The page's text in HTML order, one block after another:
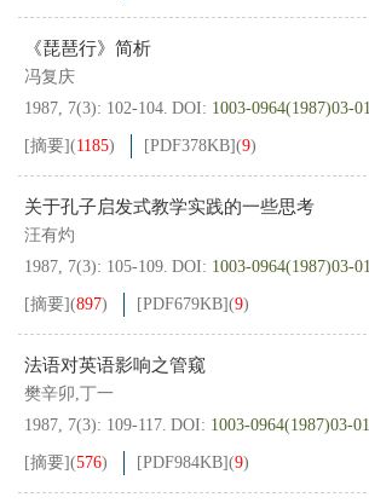
《琵琶行》简析
冯复庆
1987, 7(3): 102-104. DOI: 1003-0964(1987)03-
[摘要](1185) [PDF378KB](9)
关于孔子启发式教学实践的一些思考
汪有灼
1987, 7(3): 105-109. DOI: 1003-0964(1987)03-
[摘要](897) [PDF679KB](9)
法语对英语影响之管窥
樊辛卯,丁一
1987, 7(3): 109-117. DOI: 1003-0964(1987)03-
[摘要](576) [PDF984KB](9)